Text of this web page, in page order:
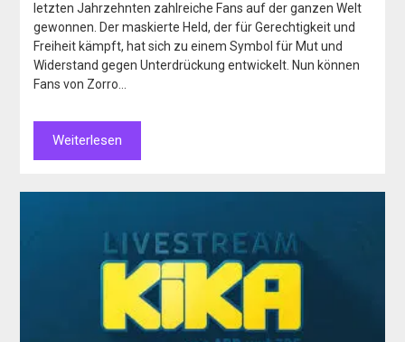
letzten Jahrzehnten zahlreiche Fans auf der ganzen Welt
gewonnen. Der maskierte Held, der für Gerechtigkeit und
Freiheit kämpft, hat sich zu einem Symbol für Mut und
Widerstand gegen Unterdrückung entwickelt. Nun können
Fans von Zorro…
Weiterlesen